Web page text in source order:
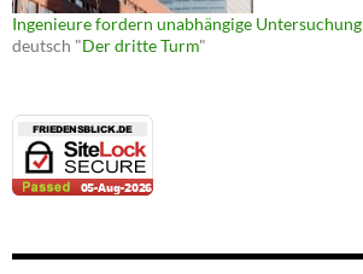
Ingenieure fordern unabhängige Untersuchung
deutsch "Der dritte Turm"